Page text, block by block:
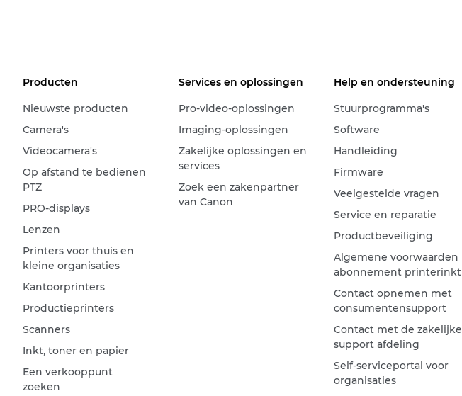
Producten
Nieuwste producten
Camera's
Videocamera's
Op afstand te bedienen
PTZ
PRO-displays
Lenzen
Printers voor thuis en
kleine organisaties
Kantoorprinters
Productieprinters
Scanners
Inkt, toner en papier
Een verkooppunt
zoeken
Services en oplossingen
Pro-video-oplossingen
Imaging-oplossingen
Zakelijke oplossingen en
services
Zoek een zakenpartner
van Canon
Help en ondersteuning
Stuurprogramma's
Software
Handleiding
Firmware
Veelgestelde vragen
Service en reparatie
Productbeveiliging
Algemene voorwaarden
abonnement printerinkt
Contact opnemen met
consumentensupport
Contact met de zakelijke
support afdeling
Self-serviceportal voor
organisaties